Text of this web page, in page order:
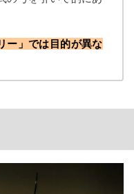
ー」では目的が異な